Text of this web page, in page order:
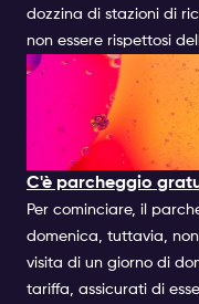
dozzina di stazioni di
non essere rispettosi
DOMANDE
C'è parcheggio
Per cominciare, il
domenica, tuttavia,
visita di un giorno di
tariffa, assicurati di